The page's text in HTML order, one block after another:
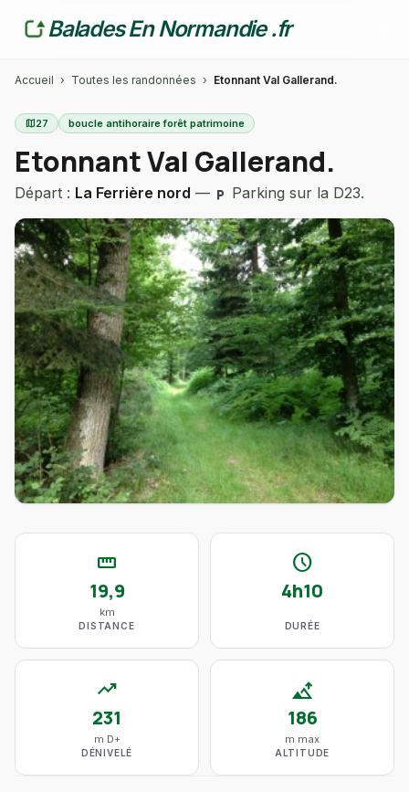
Balades En Normandie .fr
Accueil › Toutes les randonnées › Etonnant Val Gallerand.
map27 boucle antihoraire forêt patrimoine
Etonnant Val Gallerand.
Départ : La Ferrière nord — local_parking Parking sur la D23.
straighten
19,9
km
DISTANCE
schedule
4h10
DURÉE
trending_up
231
m D+
DÉNIVELÉ
altitude
186
m max
ALTITUDE